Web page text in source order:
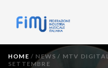
HOME / NEWS / MTV
SETTEMBRE